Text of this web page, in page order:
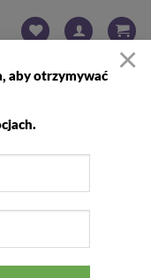
×
aby otrzymywać